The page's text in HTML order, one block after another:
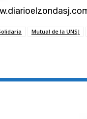
Mutual de la UNSJ